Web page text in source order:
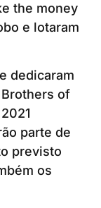
the money
e lotaram
dedicaram
of
parte de
previsto
os